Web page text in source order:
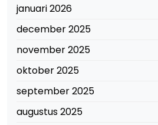
januari 2026
december 2025
november 2025
oktober 2025
september 2025
augustus 2025